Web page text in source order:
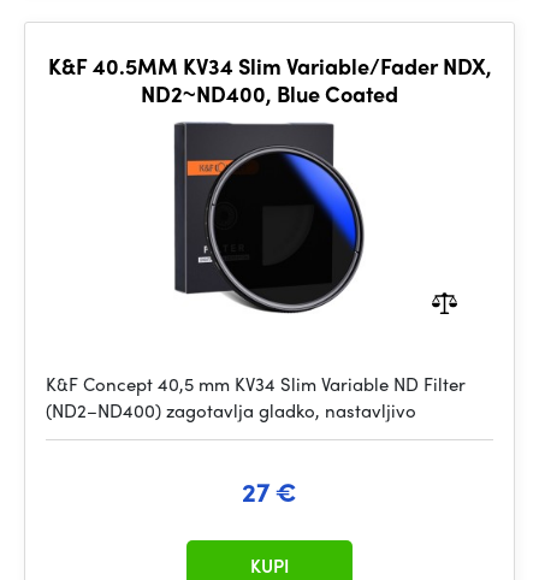
K&F 40.5MM KV34 Slim Variable/Fader NDX,
ND2~ND400, Blue Coated
K&F Concept 40,5 mm KV34 Slim Variable ND Filter
(ND2–ND400) zagotavlja gladko, nastavljivo
27 €
KUPI